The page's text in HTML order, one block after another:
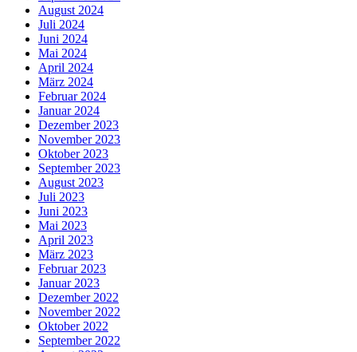
August 2024
Juli 2024
Juni 2024
Mai 2024
April 2024
März 2024
Februar 2024
Januar 2024
Dezember 2023
November 2023
Oktober 2023
September 2023
August 2023
Juli 2023
Juni 2023
Mai 2023
April 2023
März 2023
Februar 2023
Januar 2023
Dezember 2022
November 2022
Oktober 2022
September 2022